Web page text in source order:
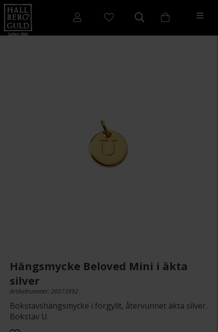
Hängsmycke Beloved Mini i äkta
silver
Artikelnummer: 20073992
Bokstavshängsmycke i förgyllt, återvunnet äkta silver.
Bokstav U.